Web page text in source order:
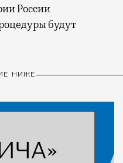
России
будут
НИЖЕ